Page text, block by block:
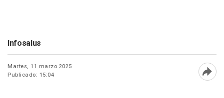
Infosalus
Martes, 11 marzo 2025
Publicado: 15:04